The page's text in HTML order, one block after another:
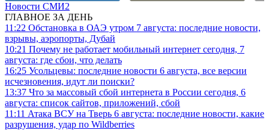
Новости СМИ2
ГЛАВНОЕ ЗА ДЕНЬ
11:22 Обстановка в ОАЭ утром 7 августа: последние новости,
взрывы, аэропорты, Дубай
10:21 Почему не работает мобильный интернет сегодня, 7
августа: где сбои, что делать
16:25 Усольцевы: последние новости 6 августа, все версии
исчезновения, идут ли поиски?
13:37 Что за массовый сбой интернета в России сегодня, 6
августа: список сайтов, приложений, сбой
11:11 Атака ВСУ на Тверь 6 августа: последние новости, какие
разрушения, удар по Wildberries